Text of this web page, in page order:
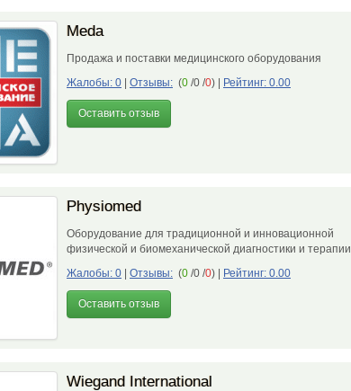
Meda
Продажа и поставки медицинского оборудования
Жалобы: 0
Отзывы: (0 /0 /0) Рейтинг: 0.00
Оставить отзыв
Physiomed
Оборудование для традиционной и инновационной
физической и биомеханической диагностики и терапии
Жалобы: 0
Отзывы: (0 /0 /0) Рейтинг: 0.00
Оставить отзыв
Wiegand International